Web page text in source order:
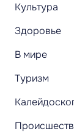
Культура
Здоровье
В мире
Туризм